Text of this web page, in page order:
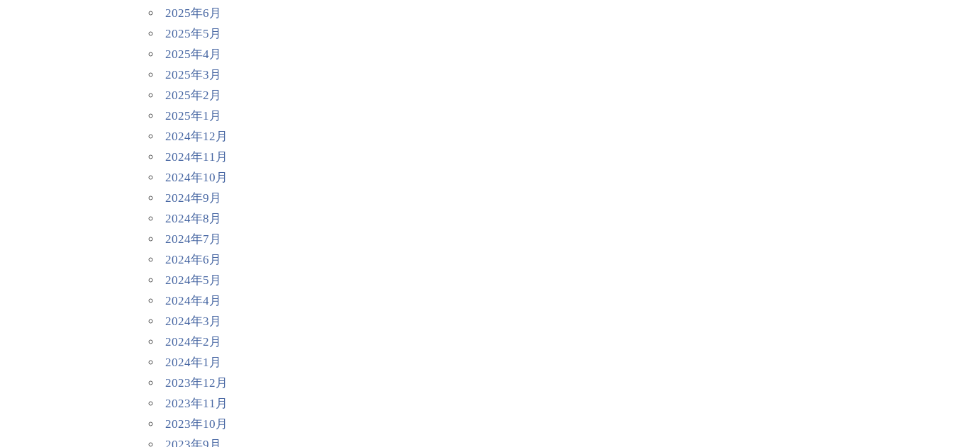
2025年6月
2025年5月
2025年4月
2025年3月
2025年2月
2025年1月
2024年12月
2024年11月
2024年10月
2024年9月
2024年8月
2024年7月
2024年6月
2024年5月
2024年4月
2024年3月
2024年2月
2024年1月
2023年12月
2023年11月
2023年10月
2023年9月